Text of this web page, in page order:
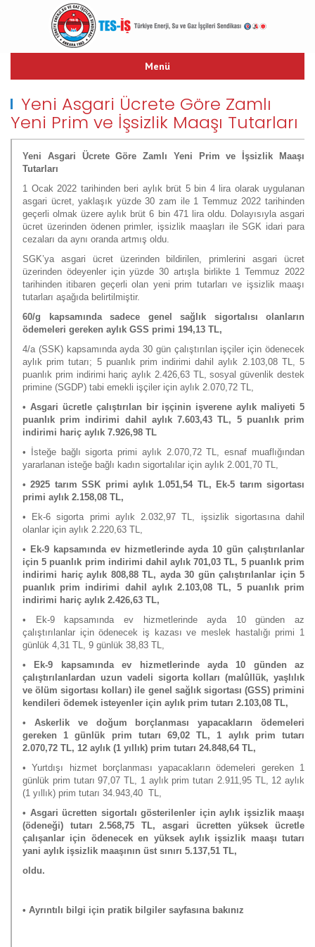
Menü
ANASAYFA
TARİHÇE
YAYINLARIMIZ
TEŞKİLAT YAPISI
TOPLU İŞ SÖZLEŞMESİ
HUKUK
LİNKLER
İLETİŞİM
Yeni Asgari Ücrete Göre Zamlı
Yeni Prim ve İşsizlik Maaşı Tutarları
Yeni Asgari Ücrete Göre Zamlı Yeni Prim ve İşsizlik Maaşı
Tutarları
1 Ocak 2022 tarihinden beri aylık brüt 5 bin 4 lira olarak uygulanan
asgari ücret, yaklaşık yüzde 30 zam ile 1 Temmuz 2022 tarihinden
geçerli olmak üzere aylık brüt 6 bin 471 lira oldu. Dolayısıyla asgari
ücret üzerinden ödenen primler, işsizlik maaşları ile SGK idari para
cezaları da aynı oranda artmış oldu.
SGK’ya asgari ücret üzerinden bildirilen, primlerini asgari ücret
üzerinden ödeyenler için yüzde 30 artışla birlikte 1 Temmuz 2022
tarihinden itibaren geçerli olan yeni prim tutarları ve işsizlik maaşı
tutarları aşağıda belirtilmiştir.
60/g kapsamında sadece genel sağlık sigortalısı olanların
ödemeleri gereken aylık GSS primi 194,13 TL,
4/a (SSK) kapsamında ayda 30 gün çalıştırılan işçiler için ödenecek
aylık prim tutarı; 5 puanlık prim indirimi dahil aylık 2.103,08 TL, 5
puanlık prim indirimi hariç aylık 2.426,63 TL, sosyal güvenlik destek
primine (SGDP) tabi emekli işçiler için aylık 2.070,72 TL,
• Asgari ücretle çalıştırılan bir işçinin işverene aylık maliyeti 5
puanlık prim indirimi dahil aylık 7.603,43 TL, 5 puanlık prim
indirimi hariç aylık 7.926,98 TL
• İsteğe bağlı sigorta primi aylık 2.070,72 TL, esnaf muaflığından
yararlanan isteğe bağlı kadın sigortalılar için aylık 2.001,70 TL,
• 2925 tarım SSK primi aylık 1.051,54 TL, Ek-5 tarım sigortası
primi aylık 2.158,08 TL,
• Ek-6 sigorta primi aylık 2.032,97 TL, işsizlik sigortasına dahil
olanlar için aylık 2.220,63 TL,
• Ek-9 kapsamında ev hizmetlerinde ayda 10 gün çalıştırılanlar
için 5 puanlık prim indirimi dahil aylık 701,03 TL, 5 puanlık prim
indirimi hariç aylık 808,88 TL, ayda 30 gün çalıştırılanlar için 5
puanlık prim indirimi dahil aylık 2.103,08 TL, 5 puanlık prim
indirimi hariç aylık 2.426,63 TL,
• Ek-9 kapsamında ev hizmetlerinde ayda 10 günden az
çalıştırılanlar için ödenecek iş kazası ve meslek hastalığı primi 1
günlük 4,31 TL, 9 günlük 38,83 TL,
• Ek-9 kapsamında ev hizmetlerinde ayda 10 günden az
çalıştırılanlardan uzun vadeli sigorta kolları (malûllük, yaşlılık
ve ölüm sigortası kolları) ile genel sağlık sigortası (GSS) primini
kendileri ödemek isteyenler için aylık prim tutarı 2.103,08 TL,
• Askerlik ve doğum borçlanması yapacakların ödemeleri
gereken 1 günlük prim tutarı 69,02 TL, 1 aylık prim tutarı
2.070,72 TL, 12 aylık (1 yıllık) prim tutarı 24.848,64 TL,
• Yurtdışı hizmet borçlanması yapacakların ödemeleri gereken 1
günlük prim tutarı 97,07 TL, 1 aylık prim tutarı 2.911,95 TL, 12 aylık
(1 yıllık) prim tutarı 34.943,40 TL,
• Asgari ücretten sigortalı gösterilenler için aylık işsizlik maaşı
(ödeneği) tutarı 2.568,75 TL, asgari ücretten yüksek ücretle
çalışanlar için ödenecek en yüksek aylık işsizlik maaşı tutarı
yani aylık işsizlik maaşının üst sınırı 5.137,51 TL,
oldu.
• Ayrıntılı bilgi için pratik bilgiler sayfasına bakınız